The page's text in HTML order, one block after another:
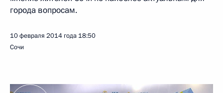
города вопросам.
10 февраля 2014 года 18:50
Сочи